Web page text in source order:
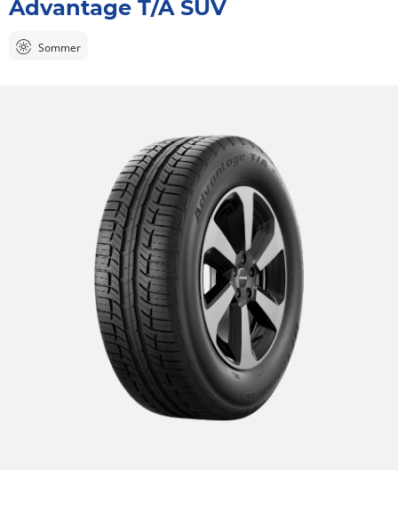
Advantage T/A SUV
Sommer